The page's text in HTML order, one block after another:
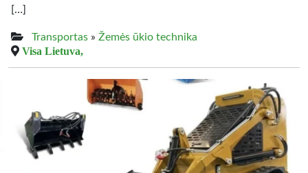
[…]
Transportas » Žemės ūkio technika
Visa Lietuva,